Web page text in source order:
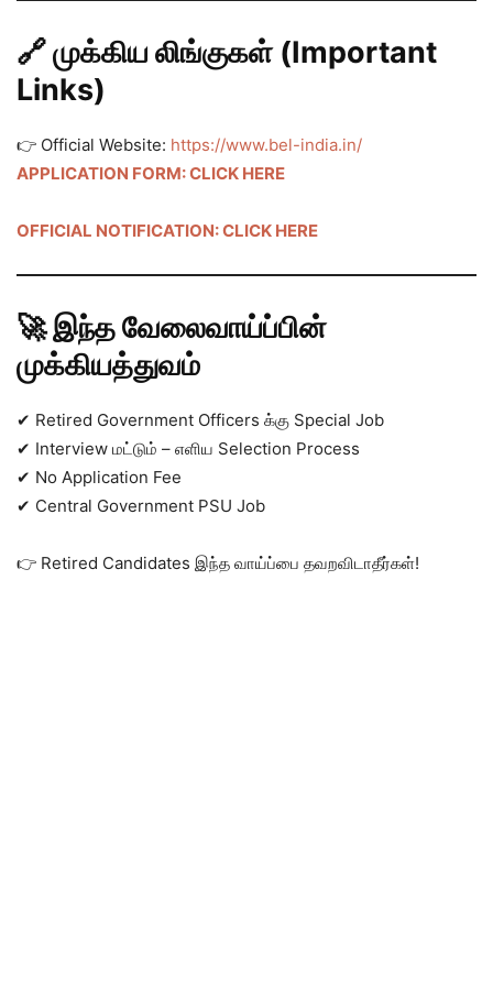
🔗 முக்கிய லிங்குகள் (Important
Links)
👉 Official Website: https://www.bel-india.in/
APPLICATION FORM: CLICK HERE
OFFICIAL NOTIFICATION: CLICK HERE
🚀 இந்த வேலைவாய்ப்பின்
முக்கியத்துவம்
✔ Retired Government Officers க்கு Special Job
✔ Interview மட்டும் – எளிய Selection Process
✔ No Application Fee
✔ Central Government PSU Job
👉 Retired Candidates இந்த வாய்ப்பை தவறவிடாதீர்கள்!